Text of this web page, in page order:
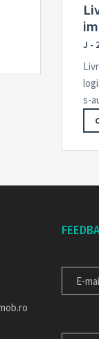
J -
s-
MAIL